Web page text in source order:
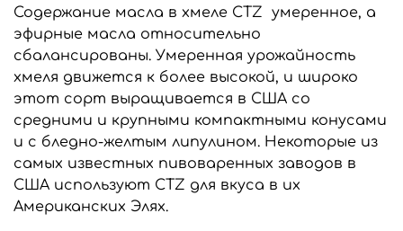
Содержание масла в хмеле CTZ умеренное, а
эфирные масла относительно
сбалансированы. Умеренная урожайность
хмеля движется к более высокой, и широко
этот сорт выращивается в США со
средними и крупными компактными конусами
и с бледно-желтым липулином. Некоторые из
самых известных пивоваренных заводов в
США используют CTZ для вкуса в их
Американских Элях.